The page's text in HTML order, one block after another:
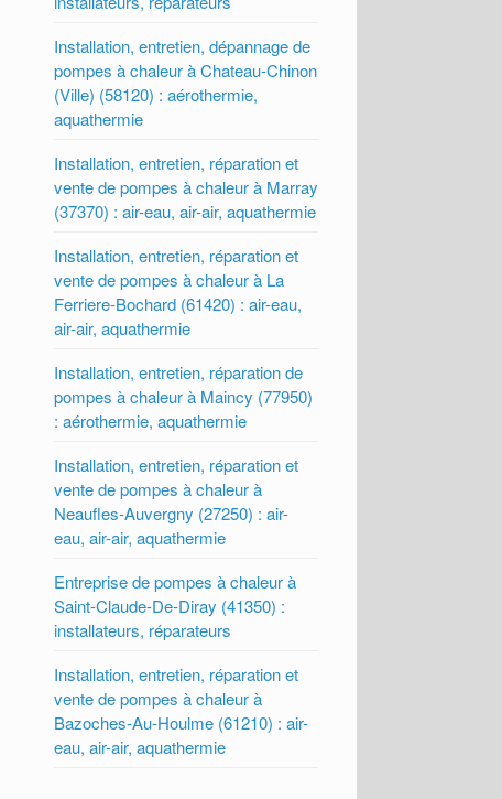
Installation, entretien, dépannage de
pompes à chaleur à Chateau-Chinon
(Ville) (58120) : aérothermie,
aquathermie
Installation, entretien, réparation et
vente de pompes à chaleur à Marray
(37370) : air-eau, air-air, aquathermie
Installation, entretien, réparation et
vente de pompes à chaleur à La
Ferriere-Bochard (61420) : air-eau,
air-air, aquathermie
Installation, entretien, réparation de
pompes à chaleur à Maincy (77950)
: aérothermie, aquathermie
Installation, entretien, réparation et
vente de pompes à chaleur à
Neaufles-Auvergny (27250) : air-
eau, air-air, aquathermie
Entreprise de pompes à chaleur à
Saint-Claude-De-Diray (41350) :
installateurs, réparateurs
Installation, entretien, réparation et
vente de pompes à chaleur à
Bazoches-Au-Houlme (61210) : air-
eau, air-air, aquathermie